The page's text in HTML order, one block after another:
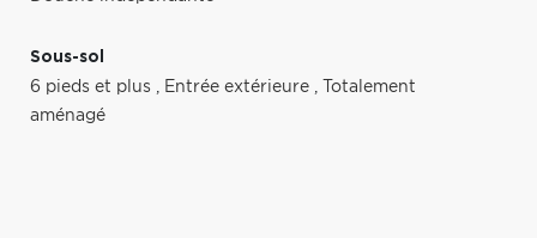
Sous-sol
6 pieds et plus , Entrée extérieure ,
Totalement
aménagé